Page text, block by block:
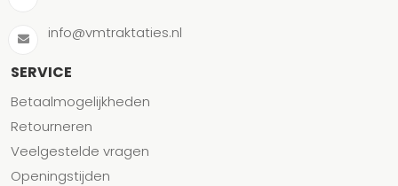
info@vmtraktaties.nl
SERVICE
Betaalmogelijkheden
Retourneren
Veelgestelde vragen
Openingstijden